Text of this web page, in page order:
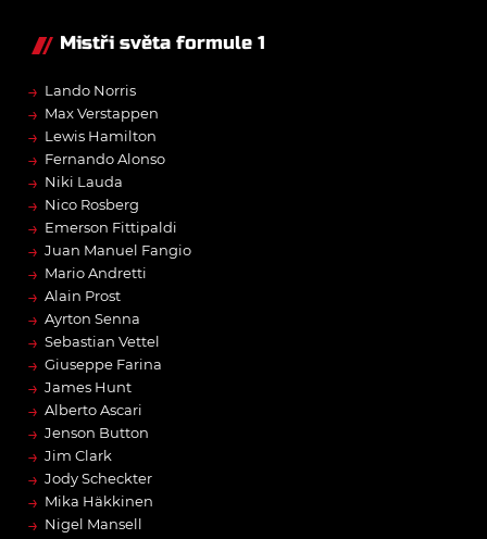
Mistři světa formule 1
→ Lando Norris
→ Max Verstappen
→ Lewis Hamilton
→ Fernando Alonso
→ Niki Lauda
→ Nico Rosberg
→ Emerson Fittipaldi
→ Juan Manuel Fangio
→ Mario Andretti
→ Alain Prost
→ Ayrton Senna
→ Sebastian Vettel
→ Giuseppe Farina
→ James Hunt
→ Alberto Ascari
→ Jenson Button
→ Jim Clark
→ Jody Scheckter
→ Mika Häkkinen
→ Nigel Mansell